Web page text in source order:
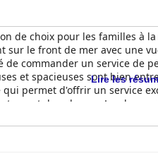
de choix pour les familles à
le front de mer avec une
commander un service de
et spacieuses sont bien
permet d'offrir un service
dans la mer. La plage
Lire les